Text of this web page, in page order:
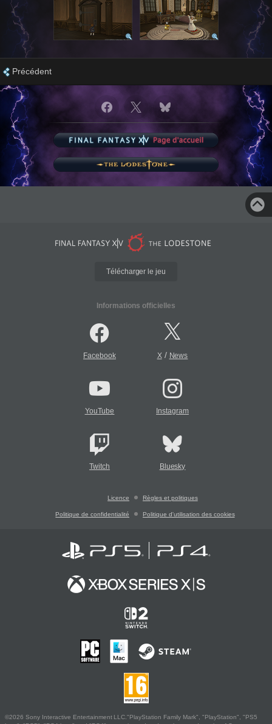
Précédent
Télécharger le jeu
Informations officielles
Facebook X/ News
YouTube Instagram
Twitch Bluesky
Licence Règles et politiques
Politique de confidentialité Politique d'utilisation des cookies
©2026 Sony Interactive Entertainment LLC."PlayStation Family Mark", "PlayStation", "PS5